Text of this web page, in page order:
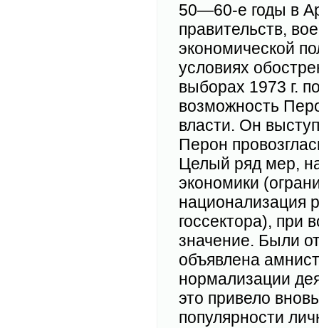
50—60-е годы в
правительств,
экономической
условиях
выборах 1973 г.
возможность
власти. Он
Перон
Целый ряд мер,
экономики
национализация
госсектора), при
значение. Были
объявлена
нормализации
это привело
популярности